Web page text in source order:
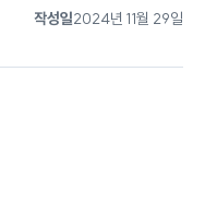
작성일2024년 11월 29일